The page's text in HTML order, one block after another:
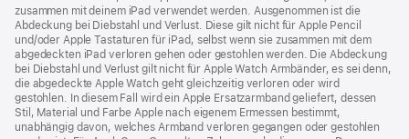
zusammen mit deinem iPad verwendet werden. Ausgenommen ist die
Abdeckung bei Diebstahl und Verlust. Diese gilt nicht für Apple Pencil
und/oder Apple Tastaturen für iPad, selbst wenn sie zusammen mit dem
abgedeckten iPad verloren gehen oder gestohlen werden. Die Abdeckung
bei Diebstahl und Verlust gilt nicht für Apple Watch Armbänder, es sei denn,
die abgedeckte Apple Watch geht gleichzeitig verloren oder wird
gestohlen. In diesem Fall wird ein Apple Ersatzarmband geliefert, dessen
Stil, Material und Farbe Apple nach eigenem Ermessen bestimmt,
unabhängig davon, welches Armband verloren gegangen oder gestohlen